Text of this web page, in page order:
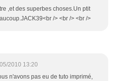
,et des superbes choses.Un ptit
/> <br /> <br />
2010 13:20
n'avons pas eu de tuto imprimé,